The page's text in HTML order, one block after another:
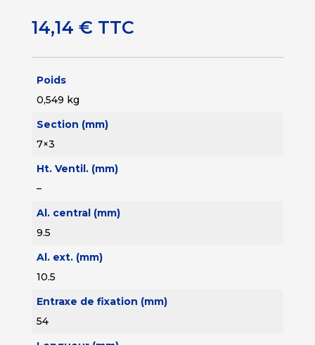
14,14 € TTC
Poids
0,549 kg
Section (mm)
7×3
Ht. Ventil. (mm)
–
Al. central (mm)
9.5
Al. ext. (mm)
10.5
Entraxe de fixation (mm)
54